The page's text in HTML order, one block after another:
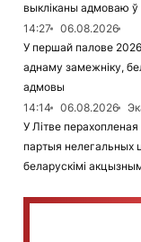
выкліканы адмоваю ў
14:27
06.08.2026
У першай палове
аднаму замежніку,
адмовы
14:14
06.08.2026
У Літве
партыя нелегальных
беларускімі